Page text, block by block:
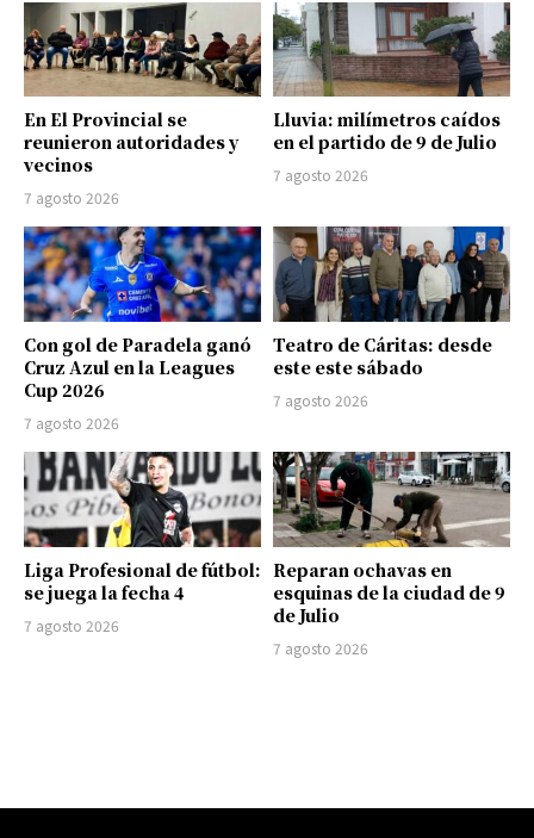
En El Provincial se
reunieron autoridades y
vecinos
7 agosto 2026
Lluvia: milímetros caídos
en el partido de 9 de Julio
7 agosto 2026
Con gol de Paradela ganó
Cruz Azul en la Leagues
Cup 2026
7 agosto 2026
Teatro de Cáritas: desde
este este sábado
7 agosto 2026
Liga Profesional de fútbol:
se juega la fecha 4
7 agosto 2026
Reparan ochavas en
esquinas de la ciudad de 9
de Julio
7 agosto 2026